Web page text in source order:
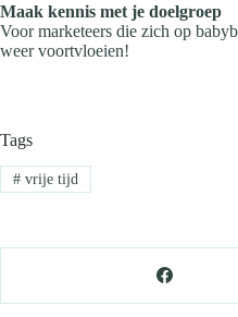
Maak kennis met je doelgroep
Voor marketeers die zich op
weer voortvloeien!
Tags
#vrije tijd